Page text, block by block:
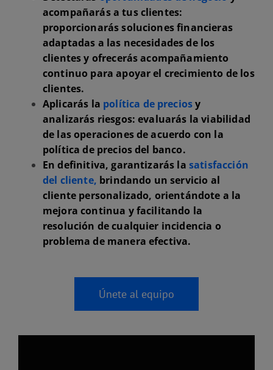
acompañarás a tus clientes:
proporcionarás soluciones financieras
adaptadas a las necesidades de los
clientes y ofrecerás acompañamiento
continuo para apoyar el crecimiento de los
clientes.
Aplicarás la política de preciosy
analizarás riesgos: evaluarás la viabilidad
de las operaciones de acuerdo con la
política de precios del banco.
En definitiva, garantizarás la satisfacción
del cliente, brindando un servicio al
cliente personalizado, orientándote a la
mejora continua y facilitando la
resolución de cualquier incidencia o
problema de manera efectiva.
Únete al equipo